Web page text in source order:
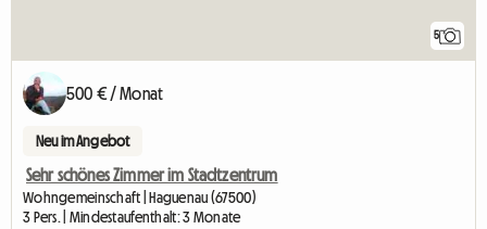
5
500 € / Monat
Neu im Angebot
Sehr schönes Zimmer im Stadtzentrum
Wohngemeinschaft | Haguenau (67500)
3 Pers. | Mindestaufenthalt: 3 Monate